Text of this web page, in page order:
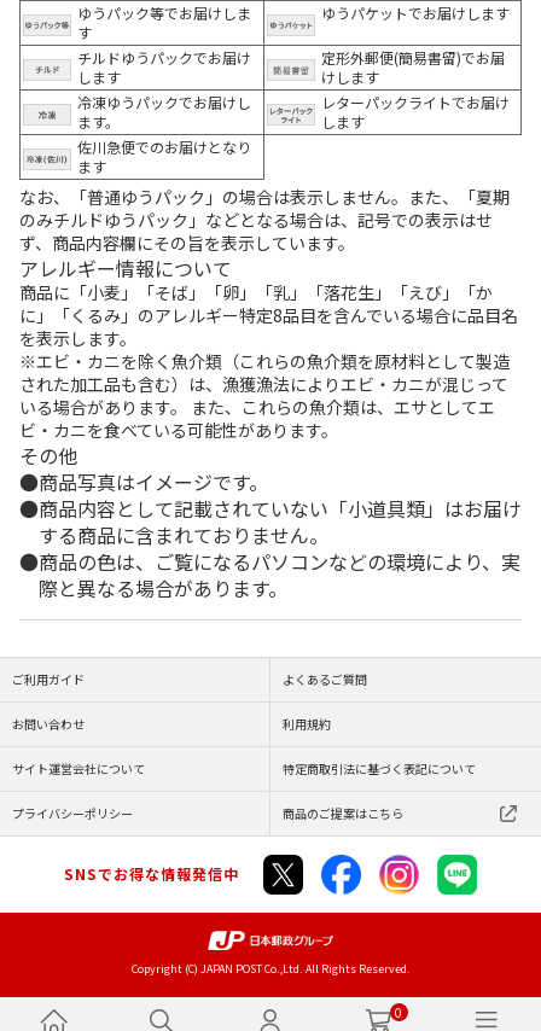
0
ゆうパック等でお届けしま
す
ゆうパケットでお届けします
チルドゆうパックでお届け
します
定形外郵便(簡易書留)でお届
けします
冷凍ゆうパックでお届けし
ます。
レターパックライトでお届け
します
佐川急便でのお届けとなり
ます
なお、「普通ゆうパック」の場合は表示しません。また、「夏期
のみチルドゆうパック」などとなる場合は、記号での表示はせ
ず、商品内容欄にその旨を表示しています。
アレルギー情報について
商品に「小麦」「そば」「卵」「乳」「落花生」「えび」「か
に」「くるみ」のアレルギー特定8品目を含んでいる場合に品目名
を表示します。
※エビ・カニを除く魚介類（これらの魚介類を原材料として製造
された加工品も含む）は、漁獲漁法によりエビ・カニが混じって
いる場合があります。 また、これらの魚介類は、エサとしてエ
ビ・カニを食べている可能性があります。
その他
商品写真はイメージです。
商品内容として記載されていない「小道具類」はお届け
する商品に含まれておりません。
商品の色は、ご覧になるパソコンなどの環境により、実
際と異なる場合があります。
ご利用ガイド よくあるご質問
お問い合わせ 利用規約
サイト運営会社について 特定商取引法に基づく表記について
プライバシーポリシー 商品のご提案はこちら
SNSでお得な情報発信中
Copyright (C) JAPAN POST Co.,Ltd. All Rights Reserved.